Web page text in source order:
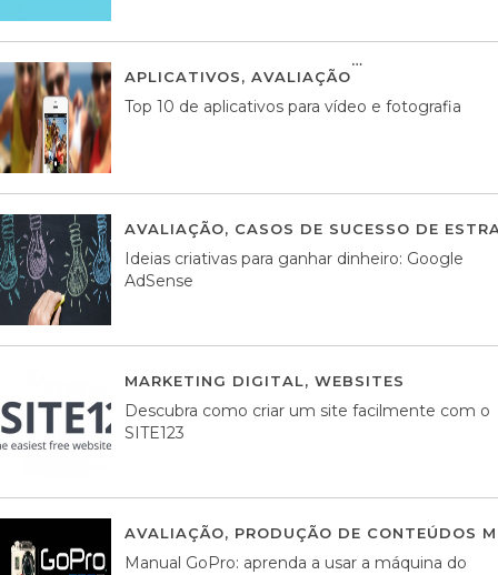
APLICATIVOS, AVALIAÇÃO
Top 10 de aplicativos para vídeo e fotografia
AVALIAÇÃO, CASOS DE SUCESSO DE
Ideias criativas para ganhar dinheiro: Google
AdSense
MARKETING DIGITAL, WEBSITES
Descubra como criar um site facilmente com o
SITE123
AVALIAÇÃO, PRODUÇÃO DE CONTEÚDOS
Manual GoPro: aprenda a usar a máquina do